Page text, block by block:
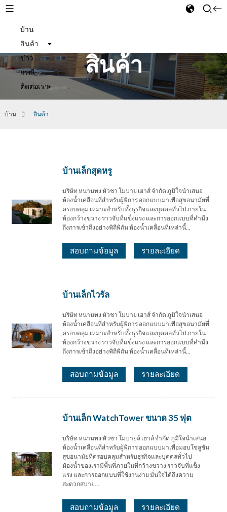
บ้าน
สินค้า
ข่าว
กรณี
ติดต่อเรา
สินค้า
บ้าน สินค้า
บ้านเล็กสุดหรู
บริษัท หนานทง หัวชา โมบาย เฮาส์ จำกัด ภูมิใจนำเสนอ
ห้องน้ำเคลื่อนที่สำหรับผู้พิการ ออกแบบมาเพื่อสุขอนามัยที่
ครอบคลุม เหมาะสำหรับทั้งธุรกิจและบุคคลทั่วไป ภายใน
ห้องกว้างขวาง ราวจับที่แข็งแรง และการออกแบบที่คำนึง
ถึงการเข้าถึงอย่างพิถีพิถัน ห้องน้ำเคลื่อนที่เหล่านี้...
สอบถามข้อมูล รายละเอียด
บ้านเล็กไวรัล
บริษัท หนานทง หัวชา โมบาย เฮาส์ จำกัด ภูมิใจนำเสนอ
ห้องน้ำเคลื่อนที่สำหรับผู้พิการ ออกแบบมาเพื่อสุขอนามัยที่
ครอบคลุม เหมาะสำหรับทั้งธุรกิจและบุคคลทั่วไป ภายใน
ห้องกว้างขวาง ราวจับที่แข็งแรง และการออกแบบที่คำนึง
ถึงการเข้าถึงอย่างพิถีพิถัน ห้องน้ำเคลื่อนที่เหล่านี้...
สอบถามข้อมูล รายละเอียด
บ้านเล็ก WatchTower ขนาด 35 ฟุต
บริษัท หนานทง หัวชา โมบายล์ เฮาส์ จำกัด ภูมิใจนำเสนอ
ห้องน้ำเคลื่อนที่สำหรับผู้พิการ ออกแบบมาเพื่อมอบโซลูชัน
สุขอนามัยที่ครอบคลุมสำหรับธุรกิจและบุคคลทั่วไป
ห้องน้ำของเรามีพื้นที่ภายในที่กว้างขวาง ราวจับที่แข็ง
แรง และการออกแบบที่ใช้งานง่าย มั่นใจได้ถึงความ
สะดวกสบาย...
สอบถามข้อมูล รายละเอียด